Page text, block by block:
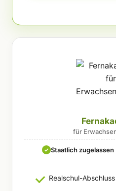
für
✓ Staatlich zugelassen
Realschul-Abschluss